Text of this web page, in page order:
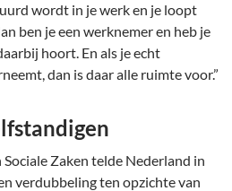
wordt in je werk en je loopt
ben je een werknemer en heb je
hoort. En als je echt
dan is daar alle ruimte voor.”
Zaken telde Nederland in
verdubbeling ten opzichte van